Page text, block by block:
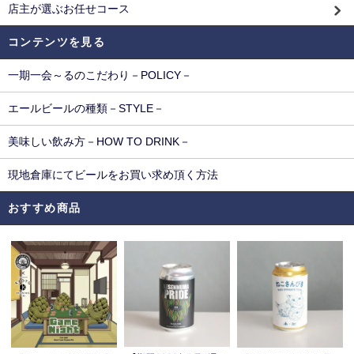
店主が選ぶお任せコース
コンテンツを見る
一期一会～るのこだわり－POLICY－
エールビールの種類－STYLE－
美味しい飲み方－HOW TO DRINK－
現地倉庫にてビールをお買い求め頂く方法
おすすめ商品